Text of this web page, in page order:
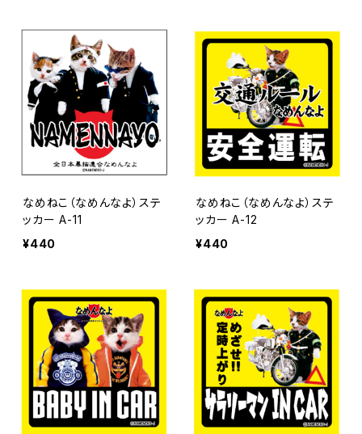
なめねこ（なめんなよ）ステ
ッカー A-11
¥440
なめねこ（なめんなよ）ステ
ッカー A-12
¥440